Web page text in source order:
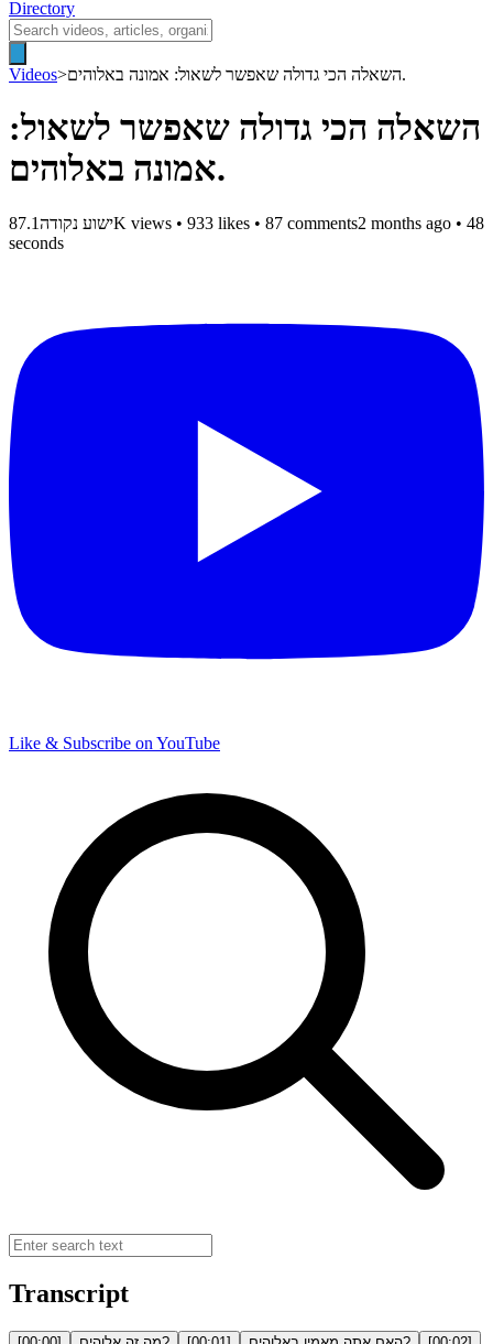
Directory
Videos> השאלה הכי גדולה שאפשר לשאול: אמונה באלוהים.
השאלה הכי גדולה שאפשר לשאול:
אמונה באלוהים.
ישוע נקודה87.1K views • 933 likes • 87 comments2 months ago • 48
seconds
Like & Subscribe on YouTube
Transcript